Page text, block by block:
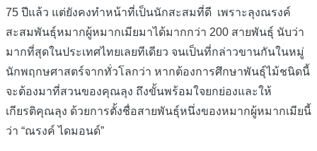
75 ปีแล้ว แต่ยังคงทำหน้าที่เป็นนักสะสมที่ดี เพราะลุงณรงค์
สะสมพันธุ์หมากผู้หมากเมียมาได้มากกว่า 200 สายพันธุ์ นับว่า
มากที่สุดในประเทศไทยเลยทีเดียว จนเป็นที่กล่าวขานกันในหมู่
นักพฤกษศาสตร์จากทั่วโลกว่า หากต้องการศึกษาพันธุ์ไม้ชนิดนี้
จะต้องมาที่สวนของคุณลุง ถึงขั้นพร้อมใจยกย่องและให้
เกียรติคุณลุง ด้วยการตั้งชื่อสายพันธุ์หนึ่งของหมากผู้หมากเมียนี้
ว่า “ณรงค์ ไดมอนด์”